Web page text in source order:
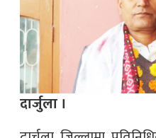
दार्जुला ।